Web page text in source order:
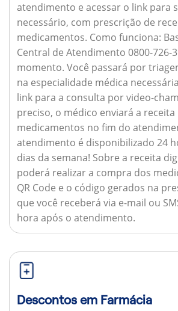
atendimento e acessar o link para
necessário, com prescrição de
medicamentos. Como funciona:
Central de Atendimento 0800-726-
momento. Você passará por
na especialidade médica
link para a consulta por video-
preciso, o médico enviará a receita
medicamentos no fim do
atendimento é disponibilizado 24
dias da semana! Sobre a receita
poderá realizar a compra dos
QR Code e o código gerados na
que você receberá via e-mail ou
hora após o atendimento.
Descontos em Farmácia